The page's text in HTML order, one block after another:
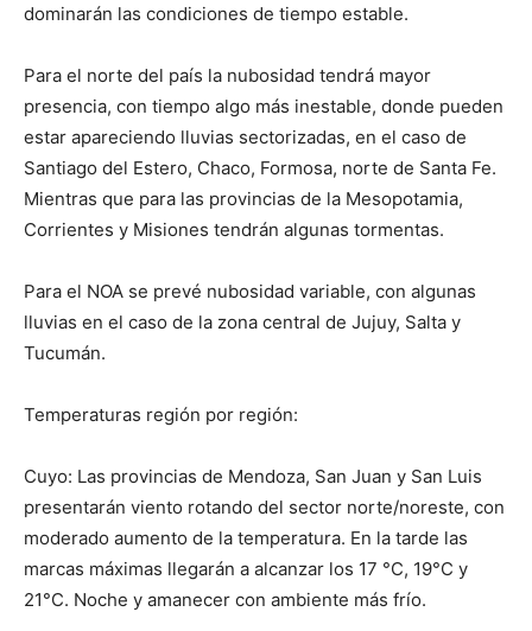
dominarán las condiciones de tiempo estable.
Para el norte del país la nubosidad tendrá mayor
presencia, con tiempo algo más inestable, donde pueden
estar apareciendo lluvias sectorizadas, en el caso de
Santiago del Estero, Chaco, Formosa, norte de Santa Fe.
Mientras que para las provincias de la Mesopotamia,
Corrientes y Misiones tendrán algunas tormentas.
Para el NOA se prevé nubosidad variable, con algunas
lluvias en el caso de la zona central de Jujuy, Salta y
Tucumán.
Temperaturas región por región:
Cuyo: Las provincias de Mendoza, San Juan y San Luis
presentarán viento rotando del sector norte/noreste, con
moderado aumento de la temperatura. En la tarde las
marcas máximas llegarán a alcanzar los 17 °C, 19°C y
21°C. Noche y amanecer con ambiente más frío.